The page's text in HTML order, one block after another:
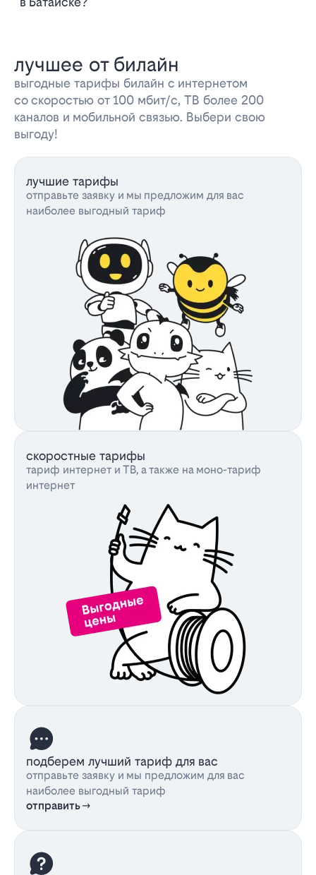
лучшее от билайн
выгодные тарифы билайн с интернетом
со скоростью от 100 мбит/с, ТВ более 200
каналов и мобильной связью. Выбери свою
выгоду!
лучшие тарифы
отправьте заявку и мы предложим для вас
наиболее выгодный тариф
скоростные тарифы
тариф интернет и ТВ, а также на моно-тариф
интернет
подберем лучший тариф для вас
отправьте заявку и мы предложим для вас
наиболее выгодный тариф
отправить